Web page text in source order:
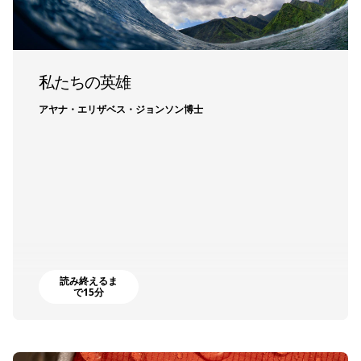
私たちの英雄
アヤナ・エリザベス・ジョンソン博士
読み終えるま
で15分